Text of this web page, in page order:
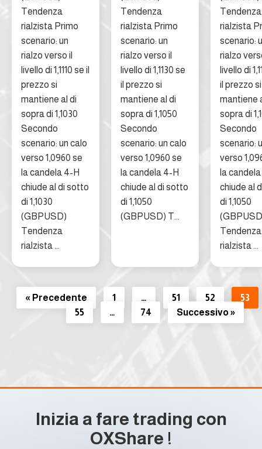
Tendenza
rialzista Primo
scenario: un
rialzo verso il
livello di 1,1110 se il
prezzo si
mantiene al di
sopra di 1,1030
Secondo
scenario: un calo
verso 1,0960 se
la candela 4-H
chiude al di sotto
di 1,1030
(GBPUSD)
Tendenza
rialzista ...
Tendenza
rialzista Primo
scenario: un
rialzo verso il
livello di 1,1130 se
il prezzo si
mantiene al di
sopra di 1,1050
Secondo
scenario: un calo
verso 1,0960 se
la candela 4-H
chiude al di sotto
di 1,1050
(GBPUSD) T...
Tendenza
rialzista
scenario:
rialzo
livello di
il prezzo si
mantiene
sopra di
Secondo
scenario:
verso
la
chiude al
di 1,1050
Tendenza
rialzista ...
« Precedente 1 … 51 52
53
55
… 74 Successivo »
Inizia a fare trading con
OXShare !